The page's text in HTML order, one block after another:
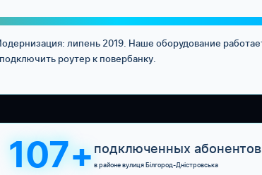
липень 2019. Наше оборудование
роутер к повербанку.
107+ подключенных абонентов
в районе вулиця Білгород-Дністровська